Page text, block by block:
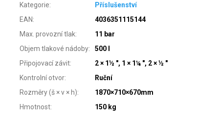
Kategorie:
Příslušenství
EAN:
4036351115144
Max. provozní tlak:
11 bar
Objem tlakové nádoby:
500 l
Připojovací závit:
2 × 1½ ", 1 × 1¼ ", 2 × ½ "
Kontrolní otvor:
Ruční
Rozměry (š × v × h):
1870×710×670mm
Hmotnost: 150 kg